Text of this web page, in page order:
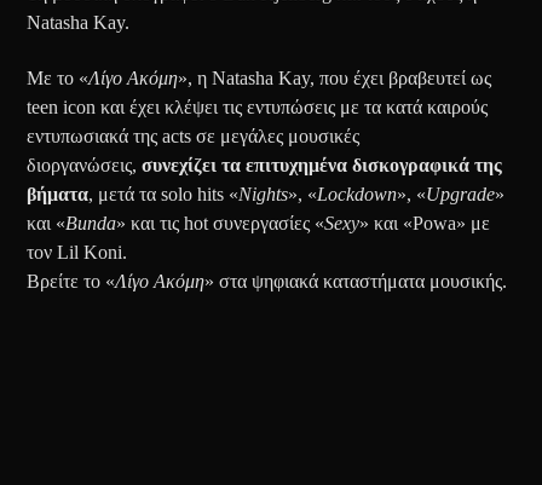
Natasha Kay.
Με το «Λίγο Ακόμη», η Natasha Kay, που έχει βραβευτεί ως
teen icon και έχει κλέψει τις εντυπώσεις με τα κατά καιρούς
εντυπωσιακά της acts σε μεγάλες μουσικές
διοργανώσεις,συνεχίζει τα επιτυχημένα δισκογραφικά της
βήματα, μετά τα solo hits «Nights», «Lockdown», «Upgrade»
και «Bunda» και τις hot συνεργασίες «Sexy» και «Powa» με
τον Lil Koni.
Βρείτε το «Λίγο Ακόμη» στα ψηφιακά καταστήματα μουσικής.